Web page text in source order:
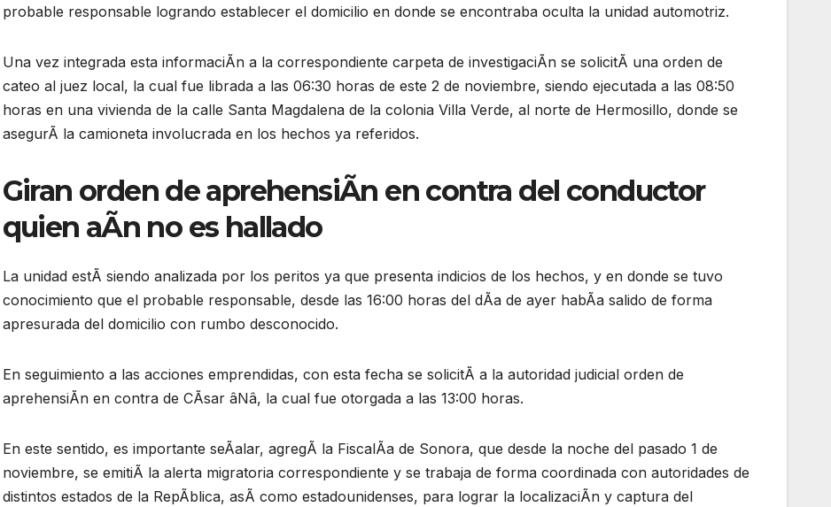
probable responsable logrando establecer el domicilio en donde se encontraba oculta la unidad automotriz.
Una vez integrada esta informaciÃn a la correspondiente carpeta de investigaciÃn se solicitÃ una orden de
cateo al juez local, la cual fue librada a las 06:30 horas de este 2 de noviembre, siendo ejecutada a las 08:50
horas en una vivienda de la calle Santa Magdalena de la colonia Villa Verde, al norte de Hermosillo, donde se
asegurÃ la camioneta involucrada en los hechos ya referidos.
Giran orden de aprehensiÃn en contra del conductor
quien aÃn no es hallado
La unidad estÃ siendo analizada por los peritos ya que presenta indicios de los hechos, y en donde se tuvo
conocimiento que el probable responsable, desde las 16:00 horas del dÃa de ayer habÃa salido de forma
apresurada del domicilio con rumbo desconocido.
En seguimiento a las acciones emprendidas, con esta fecha se solicitÃ a la autoridad judicial orden de
aprehensiÃn en contra de CÃsar âNâ, la cual fue otorgada a las 13:00 horas.
En este sentido, es importante seÃalar, agregÃ la FiscalÃa de Sonora, que desde la noche del pasado 1 de
noviembre, se emitiÃ la alerta migratoria correspondiente y se trabaja de forma coordinada con autoridades de
distintos estados de la RepÃblica, asÃ como estadounidenses, para lograr la localizaciÃn y captura del